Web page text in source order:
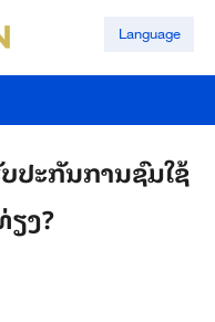
Language
ປະກັນການຊົມໃຊ້
ງ?